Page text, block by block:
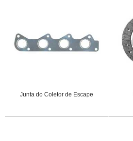
Junta do Coletor de Escape